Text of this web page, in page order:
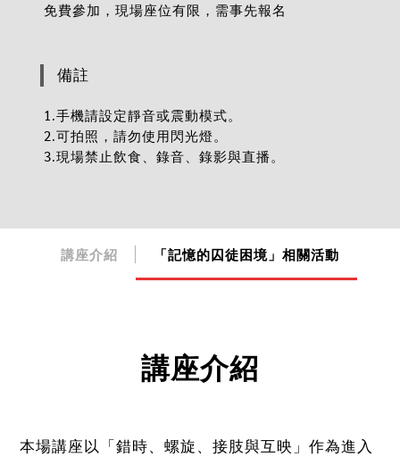
免費參加，現場座位有限，需事先報名
備註
1.手機請設定靜音或震動模式。
2.可拍照，請勿使用閃光燈。
3.現場禁止飲食、錄音、錄影與直播。
講座介紹 「記憶的囚徒困境」相關活動
講座介紹
本場講座以「錯時、螺旋、接肢與互映」作為進入